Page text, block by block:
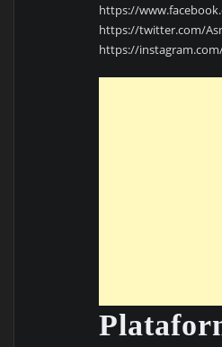
https://
https://twitter.com/
https://